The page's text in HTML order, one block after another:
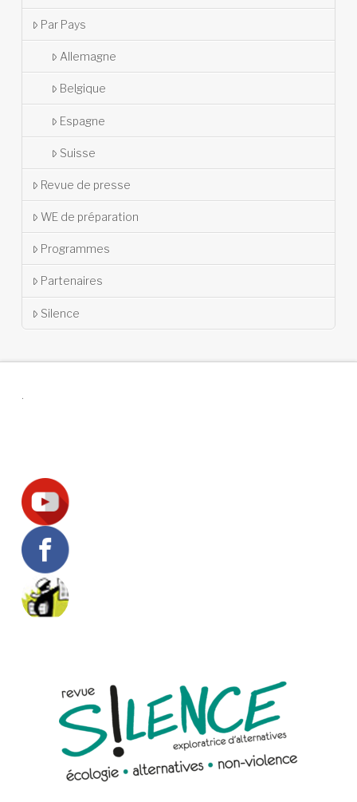
Par Pays
Allemagne
Belgique
Espagne
Suisse
Revue de presse
WE de préparation
Programmes
Partenaires
Silence